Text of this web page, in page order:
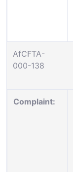
AfCFTA-
000-138
Complaint: